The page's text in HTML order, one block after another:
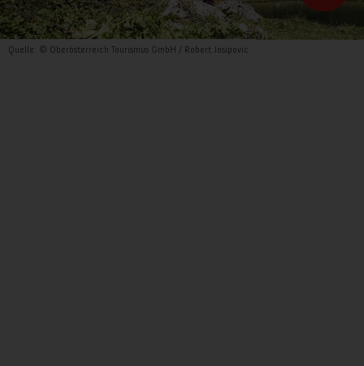
Quelle: © Oberösterreich Tourismus GmbH / Robert Josipovic